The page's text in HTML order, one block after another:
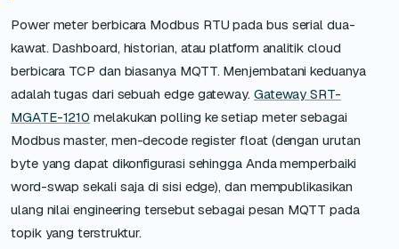
Power meter berbicara Modbus RTU pada bus serial dua-
kawat. Dashboard, historian, atau platform analitik cloud
berbicara TCP dan biasanya MQTT. Menjembatani keduanya
adalah tugas dari sebuah edge gateway. Gateway SRT-
MGATE-1210 melakukan polling ke setiap meter sebagai
Modbus master, men-decode register float (dengan urutan
byte yang dapat dikonfigurasi sehingga Anda memperbaiki
word-swap sekali saja di sisi edge), dan mempublikasikan
ulang nilai engineering tersebut sebagai pesan MQTT pada
topik yang terstruktur.